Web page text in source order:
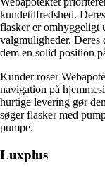
kundetilfredshed.
flasker er omhyggeligt
valgmuligheder.
dem en solid position
Kunder roser
navigation på
hurtige levering gør
søger flasker med
pumpe.
Luxplus